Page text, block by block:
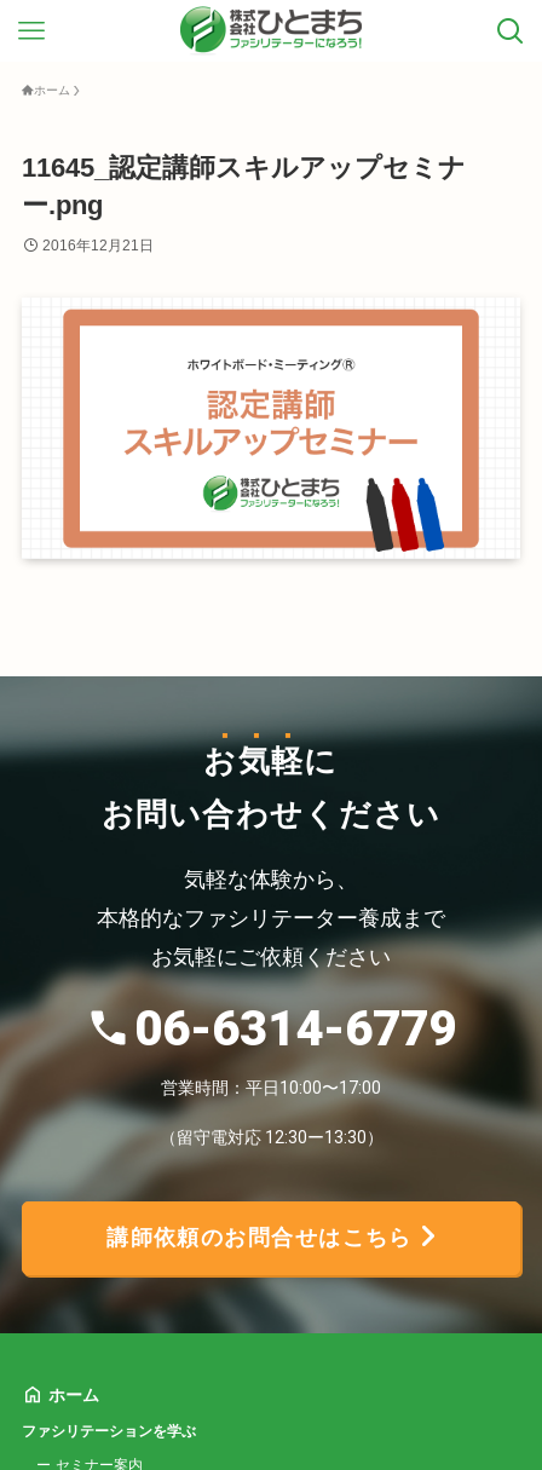
ホーム
11645_認定講師スキルアップセミナ
ー.png
2016年12月21日
お気軽に
お問い合わせください
気軽な体験から、
本格的なファシリテーター養成まで
お気軽にご依頼ください
06-6314-6779
営業時間：平日10:00〜17:00
（留守電対応 12:30ー13:30）
講師依頼のお問合せはこちら
ホーム
ファシリテーションを学ぶ
セミナー案内